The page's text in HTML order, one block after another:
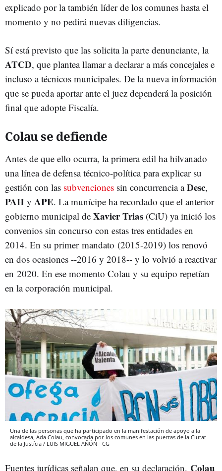
explicado por la también líder de los comunes hasta el
momento y no pedirá nuevas diligencias.
Sí está previsto que las solicita la parte denunciante, la
ATCD, que plantea llamar a declarar a más concejales e
incluso a técnicos municipales. De la nueva información
que se pueda aportar ante el juez dependerá la posición
final que adopte Fiscalía.
Colau se defiende
Antes de que ello ocurra, la primera edil ha hilvanado
una línea de defensa técnico-política para explicar su
gestión con las subvenciones sin concurrencia aDesc,
PAH y APE. La munícipe ha recordado que el anterior
gobierno municipal de Xavier Trias (CiU) ya inició los
convenios sin concurso con estas tres entidades en
2014. En su primer mandato (2015-2019) los renovó
en dos ocasiones --2016 y 2018-- y lo volvió a reactivar
en 2020. En ese momento Colau y su equipo repetían
en la corporación municipal.
Una de las personas que ha participado en la manifestación de apoyo a la
alcaldesa, Ada Colau, convocada por los comunes en las puertas de la Ciutat
de la Justícia / LUIS MIGUEL AÑÓN - CG
Fuentes jurídicas señalan que, en su declaración, Colau